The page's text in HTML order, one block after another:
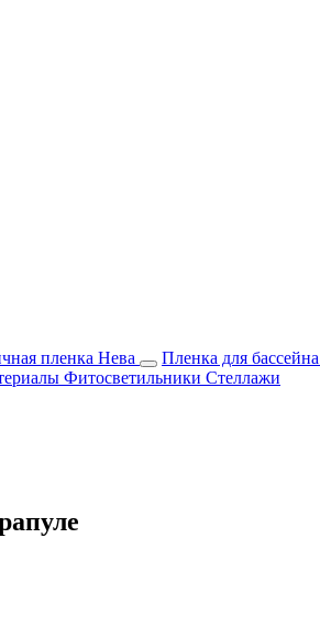
пленка Нева Пленка для бассейна
Фитосветильники Стеллажи